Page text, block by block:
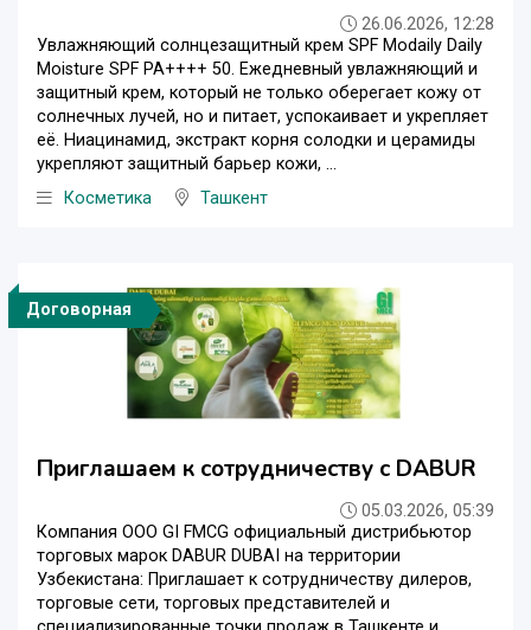
26.06.2026, 12:28
Увлажняющий солнцезащитный крем SPF Modaily Daily
Moisture SPF PA++++ 50. Ежедневный увлажняющий и
защитный крем, который не только оберегает кожу от
солнечных лучей, но и питает, успокаивает и укрепляет
её. Ниацинамид, экстракт корня солодки и церамиды
укрепляют защитный барьер кожи, ...
Косметика
Ташкент
Договорная
Приглашаем к сотрудничеству c DABUR
05.03.2026, 05:39
Компания ООО GI FMCG официальный дистрибьютор
торговых марок DABUR DUBAI на территории
Узбекистана: Приглашает к сотрудничеству дилеров,
торговые сети, торговых представителей и